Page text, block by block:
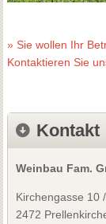
» Sie wollen Ihr
Kontaktieren Sie
Kontakt
Weinbau Fam.
Kirchengasse 10
2472